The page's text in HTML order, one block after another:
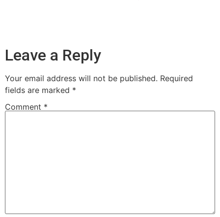
Leave a Reply
Your email address will not be published. Required
fields are marked *
Comment *